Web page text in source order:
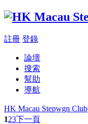
註冊 登錄
論壇
搜索
幫助
導航
HK Macau Stepwgn Club
123下一頁